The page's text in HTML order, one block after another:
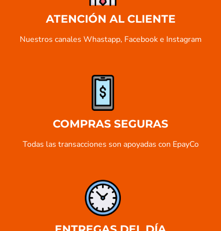
ATENCIÓN AL CLIENTE
Nuestros canales Whastapp, Facebook e Instagram
COMPRAS SEGURAS
Todas las transacciones son apoyadas con EpayCo